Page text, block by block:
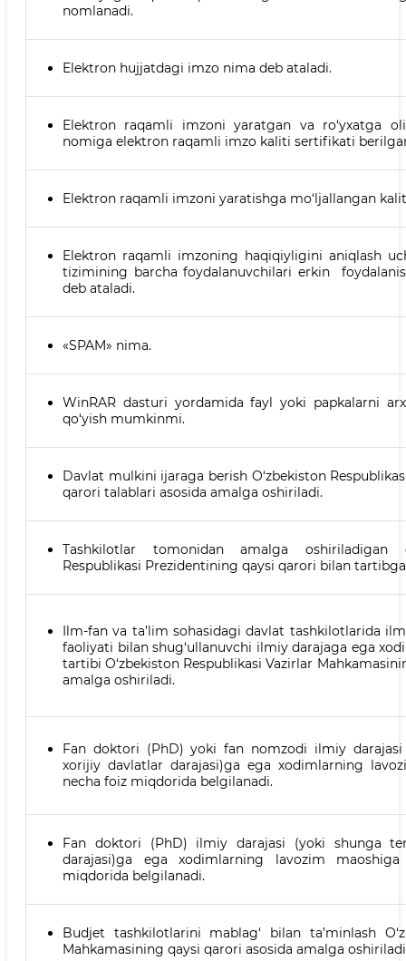
nomlanadi.
Elektron hujjatdagi imzo nima deb ataladi.
Elektron raqamli imzoni yaratgan va ro‘yxatga
nomiga elektron raqamli imzo kaliti sertifikati
Elektron raqamli imzoni yaratishga mo‘ljallangan
Elektron raqamli imzoning haqiqiyligini aniqlash
tizimining barcha foydalanuvchilari erkin
deb ataladi.
«SPAM» nima.
WinRAR dasturi yordamida fayl yoki papkalarni
qo‘yish mumkinmi.
Davlat mulkini ijaraga berish O‘zbekiston
qarori talablari asosida amalga oshiriladi.
Tashkilotlar tomonidan amalga oshiriladigan
Respublikasi Prezidentining qaysi qarori bilan
Ilm-fan va ta’lim sohasidagi davlat tashkilotlarida
faoliyati bilan shug‘ullanuvchi ilmiy darajaga ega
tartibi O‘zbekiston Respublikasi Vazirlar
amalga oshiriladi.
Fan doktori (PhD) yoki fan nomzodi ilmiy
xorijiy davlatlar darajasi)ga ega xodimlarning
necha foiz miqdorida belgilanadi.
Fan doktori (PhD) ilmiy darajasi (yoki shunga
darajasi)ga ega xodimlarning lavozim
miqdorida belgilanadi.
Budjet tashkilotlarini mablag‘ bilan ta’minlash
Mahkamasining qaysi qarori asosida amalga